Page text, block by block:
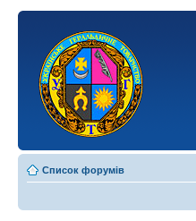
Список форумів